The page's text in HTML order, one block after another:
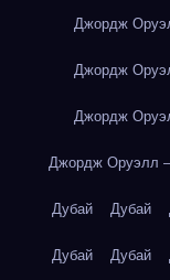
Джордж
Джордж
Джордж
Джордж Оруэлл
Дубай Дубай
Дубай Дубай